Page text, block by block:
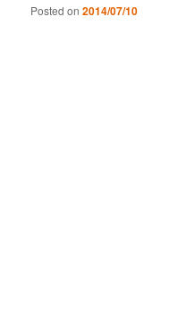
Posted on2014/07/10